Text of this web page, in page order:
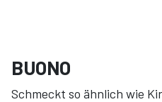
BUONO
Schmeckt so ähnlich wie